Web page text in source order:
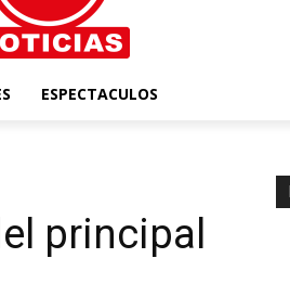
ESPECTACULOS
principal